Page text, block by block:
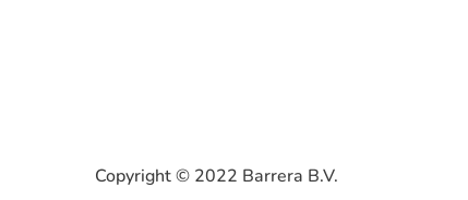
Copyright © 2022 Barrera B.V.